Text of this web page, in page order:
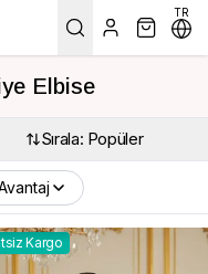
TR
Elbise
Sırala: Popüler
Kargo